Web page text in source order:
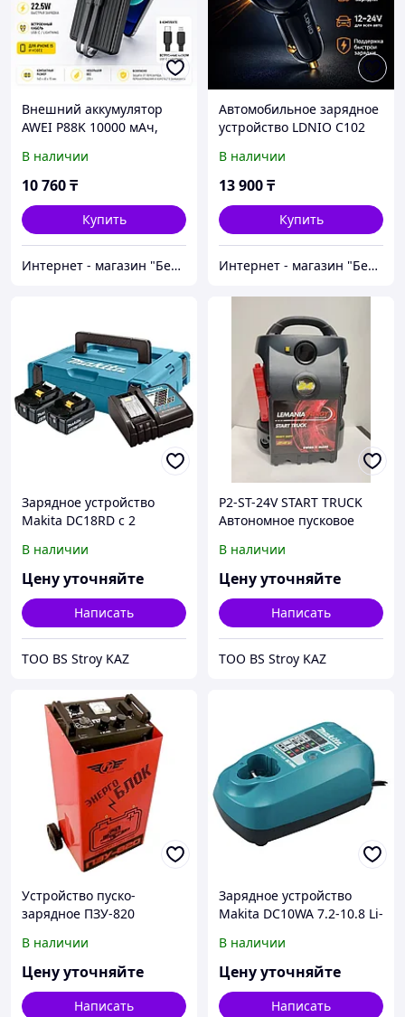
Внешний аккумулятор
AWEI P88K 10000 мАч,
В наличии
10 760₸
Купить
Интернет - магазин "Безопасный Дом"
Автомобильное зарядное
устройство LDNIO C102
В наличии
13 900₸
Купить
Интернет - магазин "Безопасный Дом"
Зарядное устройство
Makita DC18RD с 2
198116-4
В наличии
Цену уточняйте
Написать
ТОО BS Stroy KAZ
P2-ST-24V START TRUCK
Автономное пусковое
max.
В наличии
Цену уточняйте
Написать
ТОО BS Stroy KAZ
Устройство пуско-
зарядное ПЗУ-820
В наличии
Цену уточняйте
Написать
Зарядное устройство
Makita DC10WA 7.2-10.8 Li-
В наличии
Цену уточняйте
Написать